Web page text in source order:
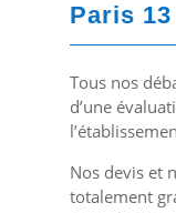
Paris
Tous nos
d’une
Nos devis et
totalement